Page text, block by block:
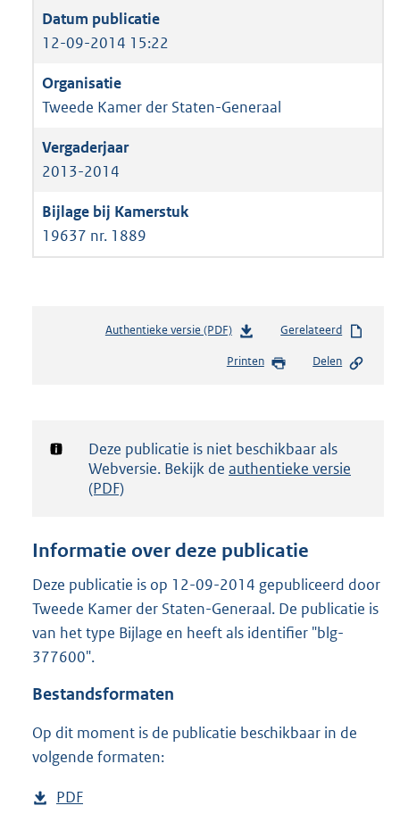
12-09-2014 15:22
Tweede Kamer der Staten-Generaal
2013-2014
19637 nr. 1889
Authentieke versie (PDF)b
s
d
g
t
e
:
9
Gerelateerd
Printen Delen
Notificatie:
Deze publicatie is niet beschikbaar als
Webversie. Bekijk de authentieke versie
(PDF)
Informatie over deze publicatie
Deze publicatie is op 12-09-2014 gepubliceerd door
Tweede Kamer der Staten-Generaal. De publicatie is
van het type Bijlage en heeft als identifier "blg-
377600".
Bestandsformaten
Op dit moment is de publicatie beschikbaar in de
volgende formaten:
D
PDF